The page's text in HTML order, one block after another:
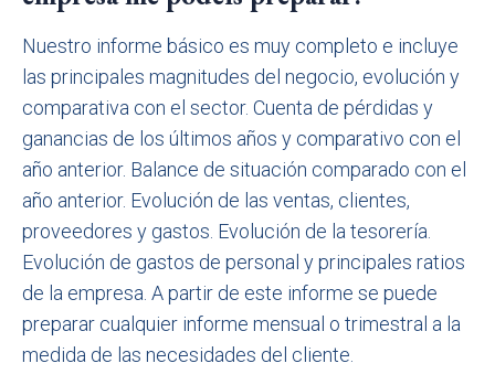
Nuestro informe básico es muy completo e incluye
las principales magnitudes del negocio, evolución y
comparativa con el sector. Cuenta de pérdidas y
ganancias de los últimos años y comparativo con el
año anterior. Balance de situación comparado con el
año anterior. Evolución de las ventas, clientes,
proveedores y gastos. Evolución de la tesorería.
Evolución de gastos de personal y principales ratios
de la empresa. A partir de este informe se puede
preparar cualquier informe mensual o trimestral a la
medida de las necesidades del cliente.